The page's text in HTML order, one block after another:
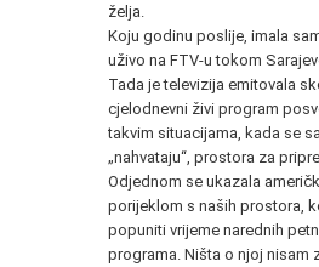
želja.
Koju godinu poslije, imala
uživo na FTV-u tokom
Tada je televizija emitovala
cjelodnevni živi program
takvim situacijama, kada se
„nahvataju“, prostora za
Odjednom se ukazala
porijeklom s naših prostora,
popuniti vrijeme narednih
programa. Ništa o njoj nisam